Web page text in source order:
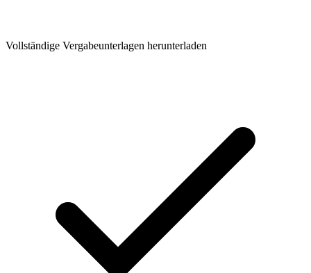
Vollständige Vergabeunterlagen herunterladen